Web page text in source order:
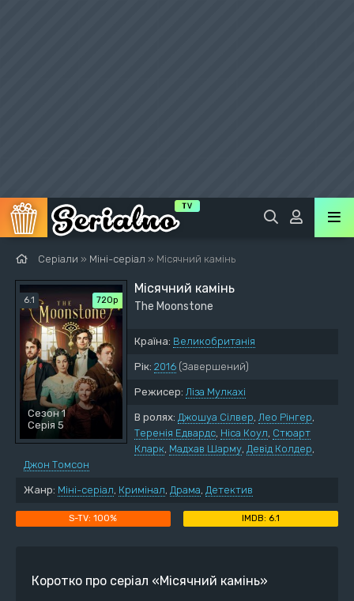
Серіали » Міні-серіал » Місячний камінь
6.1 720р
Сезон 1
Серія 5
Місячний камінь
The Moonstone
Країна: Великобританія
Рік: 2016 (Завершений)
Режисер: Ліза Мулкахі
В ролях: Джошуа Сілвер, Лео Рінгер,
Теренія Едвардс, Ніса Коул, Стюарт
Кларк, Мадхав Шарму, Девід Колдер,
Джон Томсон
Жанр: Міні-серіал, Кримінал, Драма, Детектив
100% 6.1
Коротко про серіал «Місячний камінь»